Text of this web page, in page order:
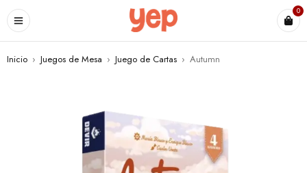
0
Inicio › Juegos de Mesa › Juego de Cartas › Autumn